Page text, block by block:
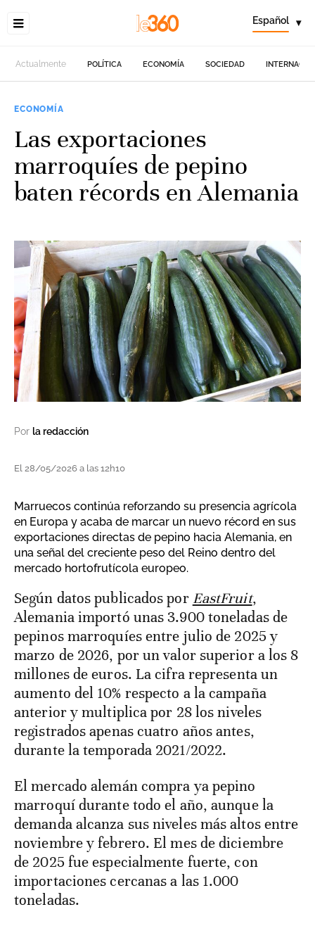
Español ▾
Actualmente POLÍTICA ECONOMÍA SOCIEDAD
ECONOMÍA
Las exportaciones
marroquíes de pepino
baten récords en Alemania
Por la redacción
El 28/05/2026 a las 12h10
Marruecos continúa reforzando su presencia agrícola
en Europa y acaba de marcar un nuevo récord en sus
exportaciones directas de pepino hacia Alemania, en
una señal del creciente peso del Reino dentro del
mercado hortofrutícola europeo.
Según datos publicados por EastFruit,
Alemania importó unas 3.900 toneladas de
pepinos marroquíes entre julio de 2025 y
marzo de 2026, por un valor superior a los 8
millones de euros. La cifra representa un
aumento del 10% respecto a la campaña
anterior y multiplica por 28 los niveles
registrados apenas cuatro años antes,
durante la temporada 2021/2022.
El mercado alemán compra ya pepino
marroquí durante todo el año, aunque la
demanda alcanza sus niveles más altos entre
noviembre y febrero. El mes de diciembre
de 2025 fue especialmente fuerte, con
importaciones cercanas a las 1.000
toneladas.